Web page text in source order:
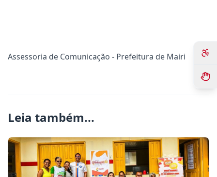
Assessoria de Comunicação - Prefeitura de Mairi
Leia também...